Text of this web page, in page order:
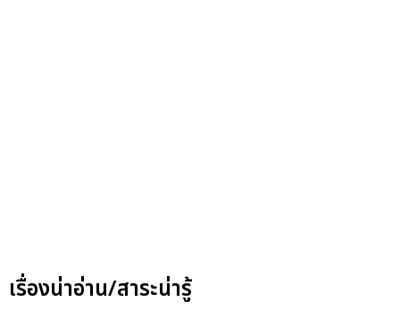
เรื่องน่าอ่าน/สาระน่ารู้